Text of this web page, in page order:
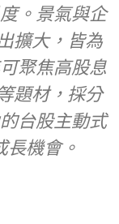
。景氣與企
擴大，皆為
聚焦高股息
題材，採分
台股主動式
長機會。